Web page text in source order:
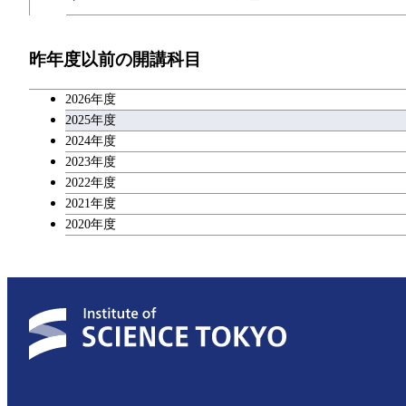
エネルギー・情報コース
エンジニアリングデザインコース
原子核工学コース
物質・情報卓越コース
イノベーション科学コース
人間医療科学技術コース
技術経営専門職学位課程
開閉
技術経営専門職学位課程
専門科目
キャリア科目
昨年度以前の開講科目
2026年度
2025年度
2024年度
2023年度
2022年度
2021年度
2020年度